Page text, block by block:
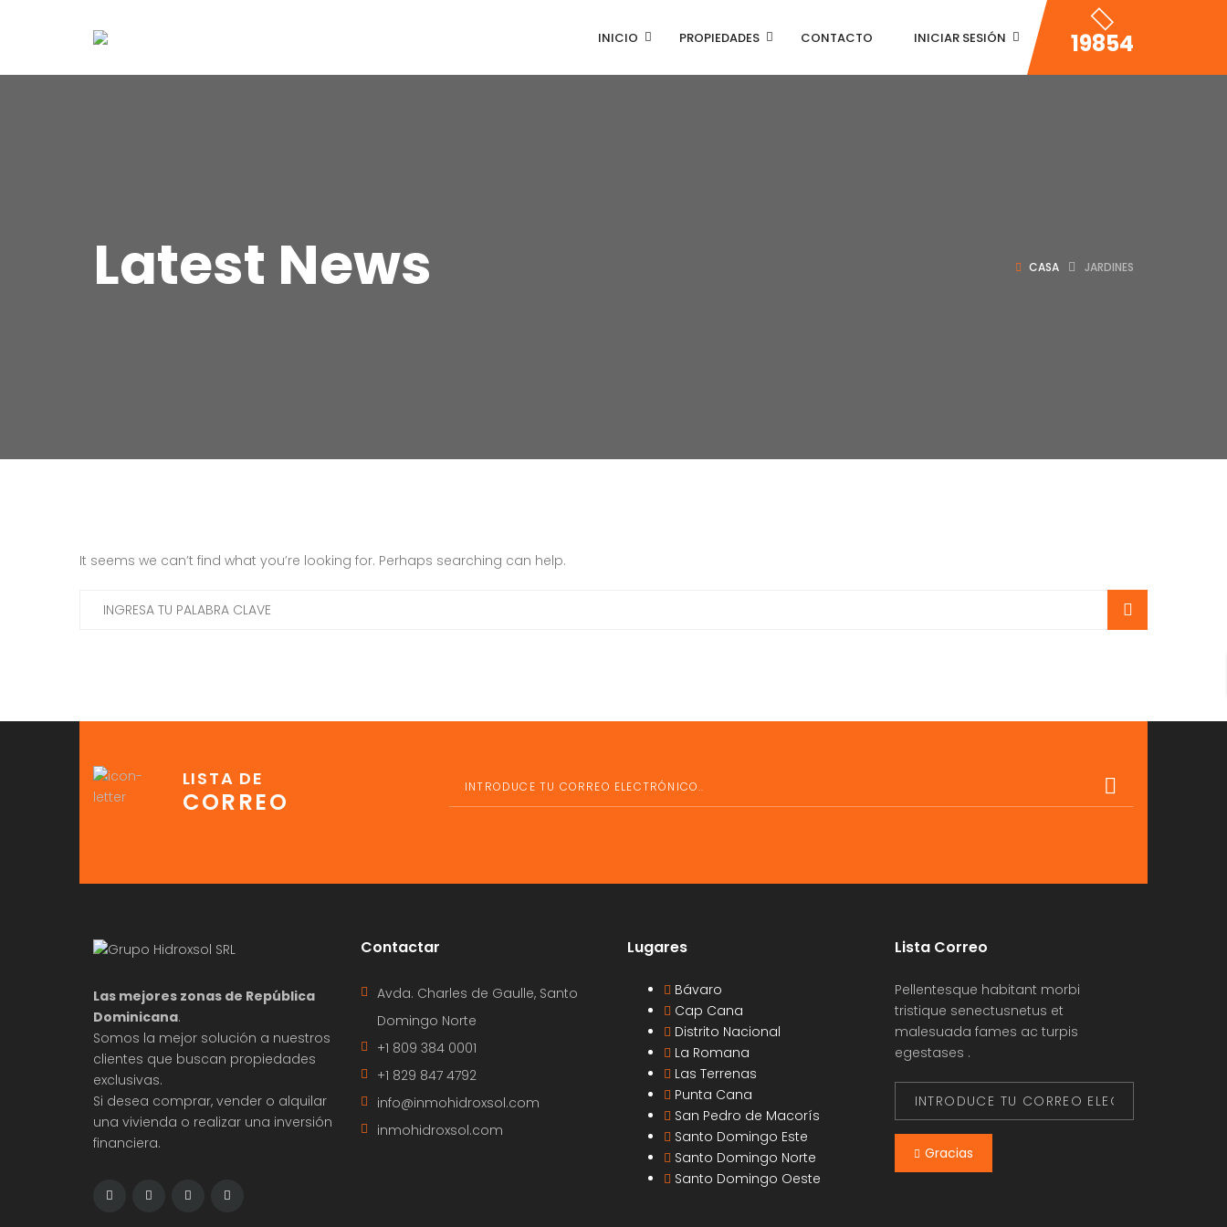
INICIO PROPIEDADES CONTACTO INICIAR SESIÓN 19854
Latest News CASA JARDINES
It seems we can’t find what you’re looking for. Perhaps searching can help.
LISTA DE
CORREO
Las mejores zonas de República
Dominicana.
Somos la mejor solución a nuestros
clientes que buscan propiedades
exclusivas.
Si desea comprar, vender o alquilar
una vivienda o realizar una inversión
financiera.
Contactar
Avda. Charles de Gaulle, Santo
Domingo Norte
+1 809 384 0001
+1 829 847 4792
info@inmohidroxsol.com
inmohidroxsol.com
Lugares
Bávaro
Cap Cana
Distrito Nacional
La Romana
Las Terrenas
Punta Cana
San Pedro de Macorís
Santo Domingo Este
Santo Domingo Norte
Santo Domingo Oeste
Lista Correo
Pellentesque habitant morbi
tristique senectusnetus et
malesuada fames ac turpis
egestases .
Gracias